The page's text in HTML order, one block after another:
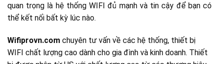
quan trọng là hệ thống WIFI đủ mạnh và tin cậy để bạn có
thể kết nối bất kỳ lúc nào.
Wifiprovn.com chuyên tư vấn về các hệ thống, thiết bị
WIFI chất lượng cao dành cho gia đình và kinh doanh. Thiết